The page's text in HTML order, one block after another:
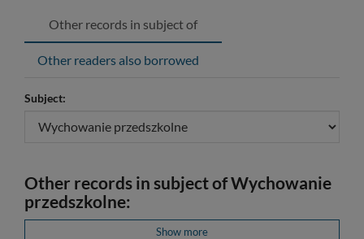
Other records in subject of
Other readers also borrowed
Subject:
Other records in subject of Wychowanie
przedszkolne:
Show more